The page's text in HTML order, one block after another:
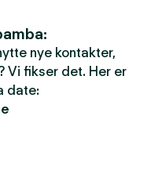
nye kontakter,
Vi fikser det. Her er
date: